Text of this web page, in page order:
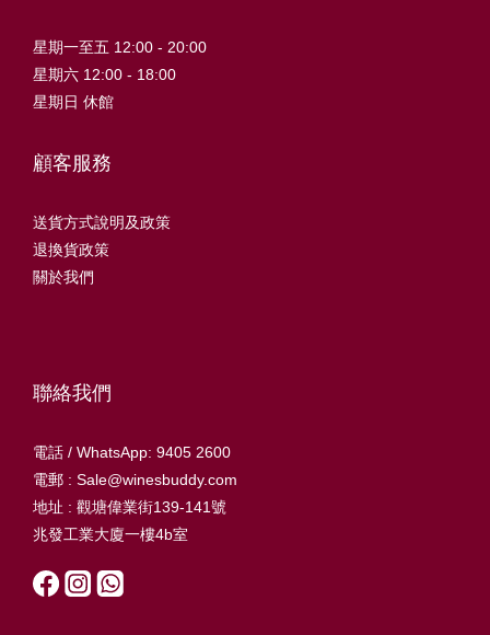
星期一至五 12:00 - 20:00
星期六 12:00 - 18:00
星期日 休館
顧客服務
送貨方式說明及政策
退換貨政策
關於我們
聯絡我們
電話 / WhatsApp: 9405 2600
電郵 : Sale@winesbuddy.com
地址 : 觀塘偉業街139-141號
兆發工業大廈一樓4b室